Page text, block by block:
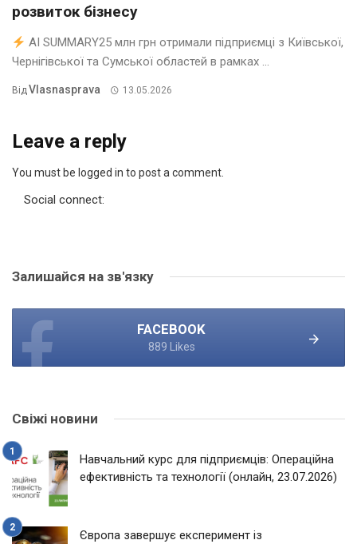
розвиток бізнесу
AI SUMMARY25 млн грн отримали підприємці з Київської,
Чернігівської та Сумської областей в рамках ...
ВідVlasnasprava 13.05.2026
Leave a reply
You must be logged in to post a comment.
Social connect:
Залишайся на зв'язку
FACEBOOK
889 Likes
Свіжі новини
Навчальний курс для підприємців: Операційна
ефективність та технології (онлайн, 23.07.2026)
Європа завершує експеримент із